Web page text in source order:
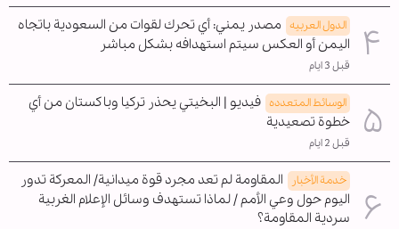
الدول العربیه مصدر يمني: أي تحرك لقوات من السعودية باتجاه
اليمن أو العكس سيتم استهدافه بشكل مباشر
قبل 3 ايام
الوسائط المتعدده فيديو | البخيتي يحذر تركيا وباكستان من أي
خطوة تصعيدية
قبل 2 ايام
خدمة الأخبار
المقاومة لم تعد مجرد قوة ميدانية/ المعركة تدور
اليوم حول وعي الأمم / لماذا تستهدف وسائل الإعلام الغربية
سردية المقاومة؟